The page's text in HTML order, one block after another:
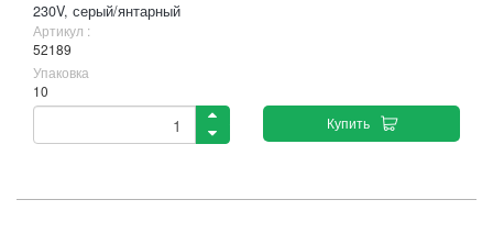
230V, серый/янтарный
Артикул :
52189
Упаковка
10
Купить